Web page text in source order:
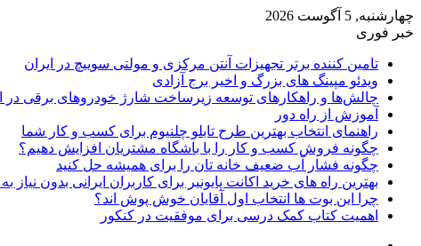
چهارشنبه, 5 آگوست 2026
خبر فوری
تامین کننده برتر تجهیزات آنتن مرکزی و مولتی سوییچ در ایران
ویدئو مپینگ های بزرگ و اخیر برج آزادی
چالش‌ها و راهکارهای توسعه زیرساخت شارژ خودروهای برقی در
آموزش از راه دور
راهنمای انتخاب بهترین طرح تابلو چلنیوم برای کسب و کار شما
چگونه فروش کسب و کار را با باشگاه مشتریان افزایش دهیم؟
چگونه فشار آب ضعیف خانه تان را برای همیشه حل کنید
بهترین راه های خرید اکانت پایونیر برای کاربران ایرانی بدون نیاز
چرا این بوت ها انتخاب اول آقایان خوش پوش اند؟
اهمیت کتاب کمک درسی برای موفقیت در کنکور